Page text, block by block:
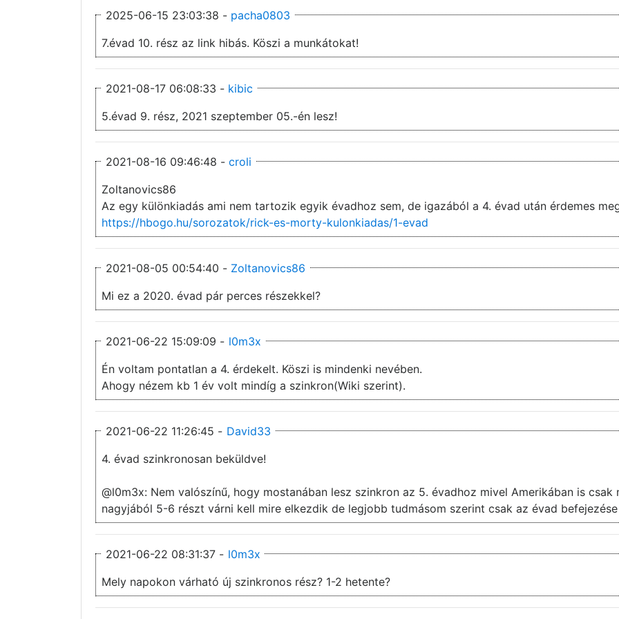
2025-06-15 23:03:38 - pacha0803
7.évad 10. rész az link hibás. Köszi a munkátokat!
2021-08-17 06:08:33 - kibic
5.évad 9. rész, 2021 szeptember 05.-én lesz!
2021-08-16 09:46:48 - croli
Zoltanovics86
Az egy különkiadás ami nem tartozik egyik évadhoz sem, de igazából a 4. évad után érdemes
https://hbogo.hu/sorozatok/rick-es-morty-kulonkiadas/1-evad
2021-08-05 00:54:40 - Zoltanovics86
Mi ez a 2020. évad pár perces részekkel?
2021-06-22 15:09:09 - l0m3x
Én voltam pontatlan a 4. érdekelt. Köszi is mindenki nevében.
Ahogy nézem kb 1 év volt mindíg a szinkron(Wiki szerint).
2021-06-22 11:26:45 - David33
4. évad szinkronosan beküldve!
@l0m3x: Nem valószínű, hogy mostanában lesz szinkron az 5. évadhoz mivel Amerikában is
nagyjából 5-6 részt várni kell mire elkezdik de legjobb tudmásom szerint csak az évad
2021-06-22 08:31:37 - l0m3x
Mely napokon várható új szinkronos rész? 1-2 hetente?